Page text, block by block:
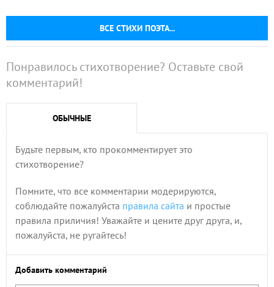
ВСЕ СТИХИ ПОЭТА...
Понравилось стихотворение? Оставьте свой
комментарий!
ОБЫЧНЫЕ
Будьте первым, кто прокомментирует это
стихотворение?
Помните, что все комментарии модерируются,
соблюдайте пожалуйста правила сайта и простые
правила приличия! Уважайте и цените друг друга, и,
пожалуйста, не ругайтесь!
Добавить комментарий